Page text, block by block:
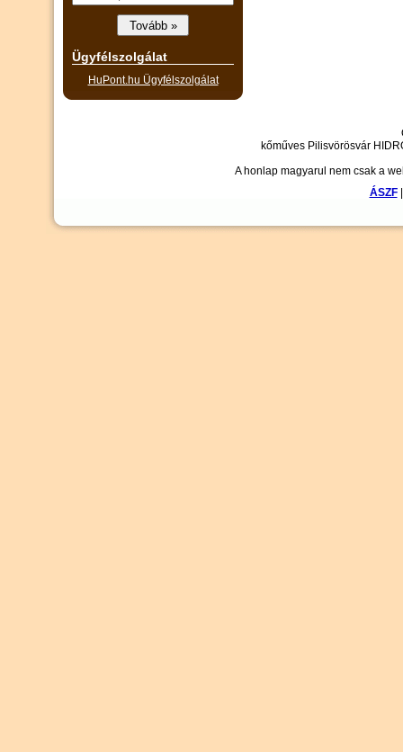
Ügyfélszolgálat
HuPont.hu Ügyfélszolgálat
kőműves Pilisvörösvár
A honlap magyarul nem csak a
ÁSZF